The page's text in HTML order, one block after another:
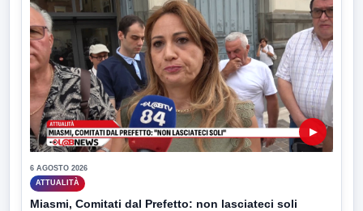
▶
6 AGOSTO 2026
ATTUALITÀ
Miasmi, Comitati dal Prefetto: non lasciateci soli